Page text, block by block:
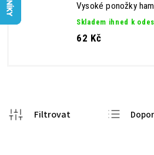
Vysoké ponožky
Skladem ihned k
62 Kč